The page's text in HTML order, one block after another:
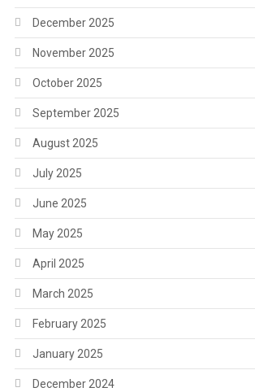
December 2025
November 2025
October 2025
September 2025
August 2025
July 2025
June 2025
May 2025
April 2025
March 2025
February 2025
January 2025
December 2024